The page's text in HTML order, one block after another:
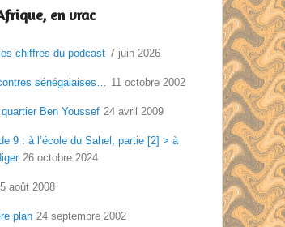
en vrac
chiffres du podcast 7 juin 2026
sénégalaises… 11 octobre 2002
Ben Youssef 24 avril 2009
9 : à l’école du Sahel, partie [2] > à
26 octobre 2024
août 2008
plan 24 septembre 2002